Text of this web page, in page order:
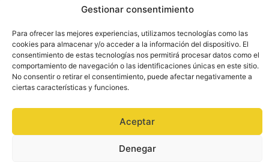
Gestionar consentimiento
Para ofrecer las mejores experiencias, utilizamos tecnologías como las
cookies para almacenar y/o acceder a la información del dispositivo. El
consentimiento de estas tecnologías nos permitirá procesar datos como el
comportamiento de navegación o las identificaciones únicas en este sitio.
No consentir o retirar el consentimiento, puede afectar negativamente a
ciertas características y funciones.
Aceptar
Denegar
Català Español(Spanish)